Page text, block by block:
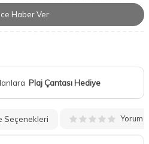
Haber Ver
Plaj Çantası Hediye
Seçenekleri Yorum